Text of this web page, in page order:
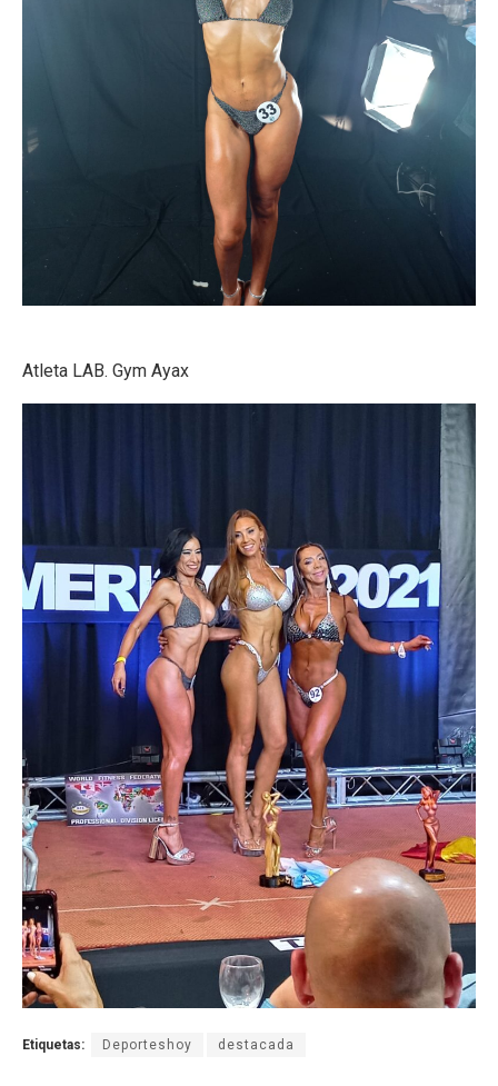
Atleta LAB. Gym Ayax
Etiquetas: Deporteshoy destacada